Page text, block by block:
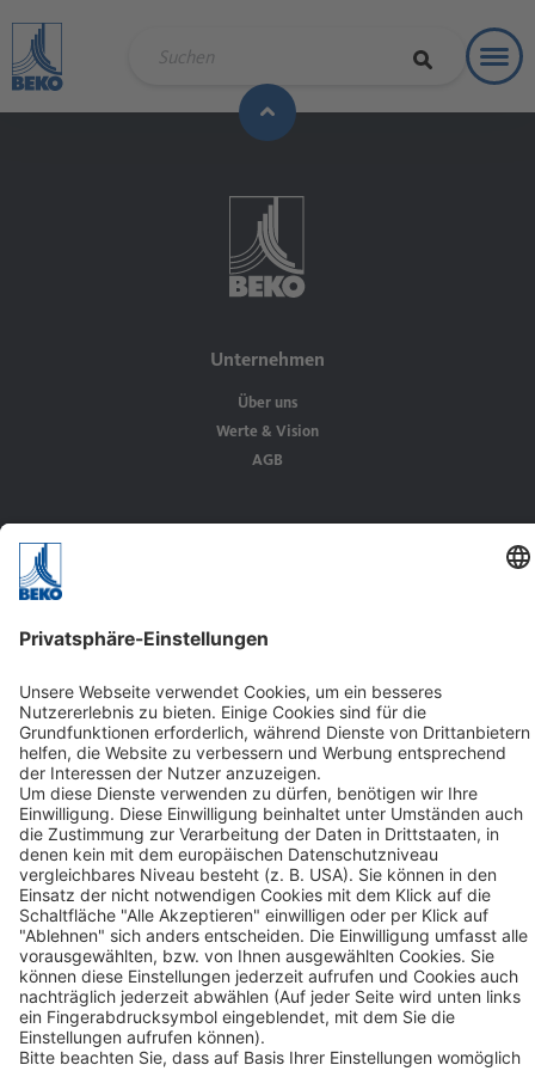
Unternehmen
Über uns
Werte & Vision
AGB
Stellenangebote
Kontakt
BEKO TECHNOLOGIES GMBH
Im Taubental 7
D-41468 Neuss
Kontakt